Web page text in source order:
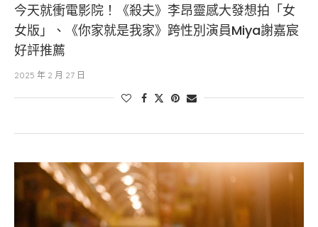
今天就衝電影院！《殺夫》李昂靈感大發想拍「女
女版」、《你家就是我家》跨性別演員Miya謝嘉宸
好評推薦
2025 年 2 月 27 日